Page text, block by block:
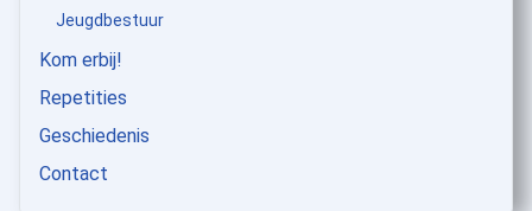
Jeugdbestuur
Kom erbij!
Repetities
Geschiedenis
Contact